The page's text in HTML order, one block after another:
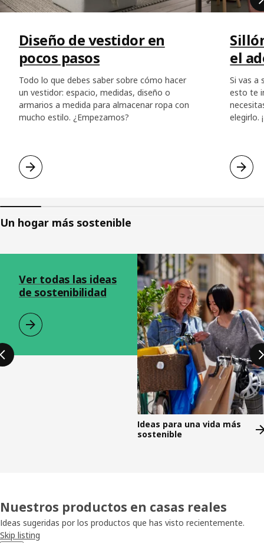
Diseño de vestidor en
pocos pasos
Todo lo que debes saber sobre cómo hacer
un vestidor: espacio, medidas, diseño o
armarios a medida para almacenar ropa con
mucho estilo. ¿Empezamos?
el
Si vas a
esto te
elegirlo.
Un hogar más sostenible
Ver todas las ideas
de sostenibilidad
Ideas para una vida más
sostenible
Nuestros productos en casas reales
Ideas sugeridas por los productos que has visto recientemente.
Skip listing